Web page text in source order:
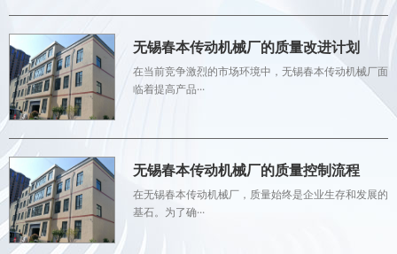
无锡春本传动机械厂的质量改进计划
在当前竞争激烈的市场环境中，无锡春本传动机械厂面
临着提高产品···
无锡春本传动机械厂的质量控制流程
在无锡春本传动机械厂，质量始终是企业生存和发展的
基石。为了确···